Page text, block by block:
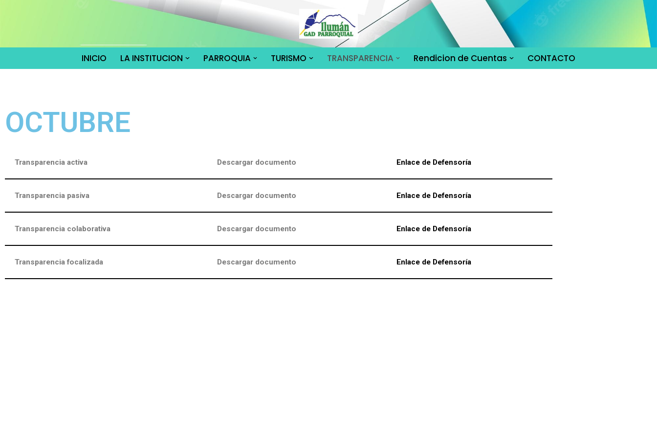
INICIO LA INSTITUCION PARROQUIA TURISMO TRANSPARENCIA Rendicion de Cuentas CONTACTO
OCTUBRE
Transparencia activa Descargar documento Enlace de Defensoría
Transparencia pasiva Descargar documento Enlace de Defensoría
Transparencia colaborativa Descargar documento Enlace de Defensoría
Transparencia focalizada Descargar documento Enlace de Defensoría